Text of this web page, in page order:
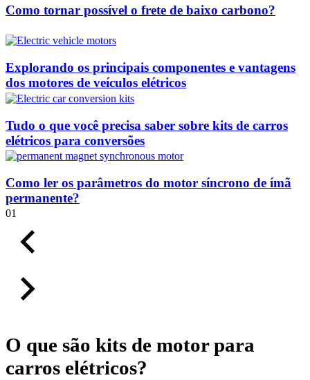
Como tornar possível o frete de baixo carbono?
Explorando os principais componentes e vantagens
dos motores de veículos elétricos
Tudo o que você precisa saber sobre kits de carros
elétricos para conversões
Como ler os parâmetros do motor síncrono de ímã
permanente?
01
O que são kits de motor para
carros elétricos?